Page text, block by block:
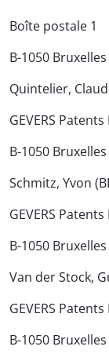
Boîte postale 1
B-1050 Bruxelles
Quintelier,
GEVERS
B-1050 Bruxelles
Schmitz, Yvon
GEVERS
B-1050 Bruxelles
Van der Stock,
GEVERS
B-1050 Bruxelles